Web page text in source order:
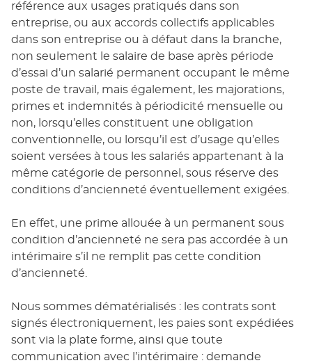
référence aux usages pratiqués dans son
entreprise, ou aux accords collectifs applicables
dans son entreprise ou à défaut dans la branche,
non seulement le salaire de base après période
d’essai d’un salarié permanent occupant le même
poste de travail, mais également, les majorations,
primes et indemnités à périodicité mensuelle ou
non, lorsqu’elles constituent une obligation
conventionnelle, ou lorsqu’il est d’usage qu’elles
soient versées à tous les salariés appartenant à la
même catégorie de personnel, sous réserve des
conditions d’ancienneté éventuellement exigées.
En effet, une prime allouée à un permanent sous
condition d’ancienneté ne sera pas accordée à un
intérimaire s’il ne remplit pas cette condition
d’ancienneté.
Nous sommes dématérialisés : les contrats sont
signés électroniquement, les paies sont expédiées
sont via la plate forme, ainsi que toute
communication avec l’intérimaire : demande